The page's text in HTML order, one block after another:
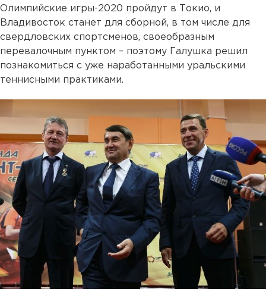
Олимпийские игры-2020 пройдут в Токио, и
Владивосток станет для сборной, в том числе для
свердловских спортсменов, своеобразным
перевалочным пунктом – поэтому Галушка решил
познакомиться с уже наработанными уральскими
теннисными практиками.